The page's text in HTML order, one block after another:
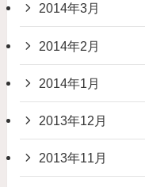
2014年3月
2014年2月
2014年1月
2013年12月
2013年11月